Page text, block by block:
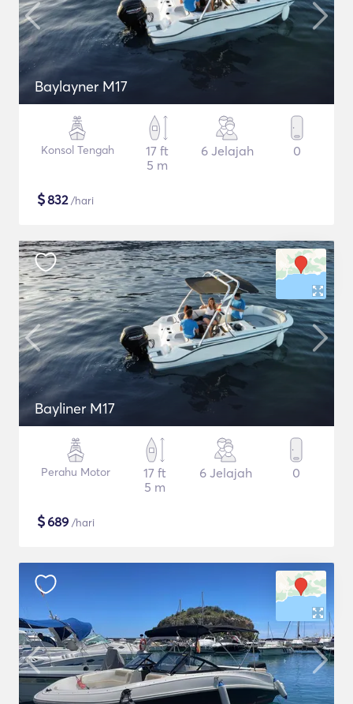
Baylayner M17
Konsol Tengah
17 ft
5 m
6 Jelajah 0
$832/hari
Bayliner M17
Perahu Motor
17 ft
5 m
6 Jelajah 0
$689 /hari